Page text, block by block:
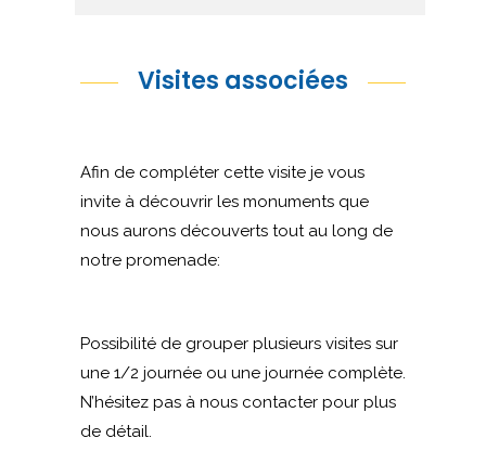
Visites associées
Afin de compléter cette visite je vous
invite à découvrir les monuments que
nous aurons découverts tout au long de
notre promenade:
Possibilité de grouper plusieurs visites sur
une 1/2 journée ou une journée complète.
N’hésitez pas à nous contacter pour plus
de détail.